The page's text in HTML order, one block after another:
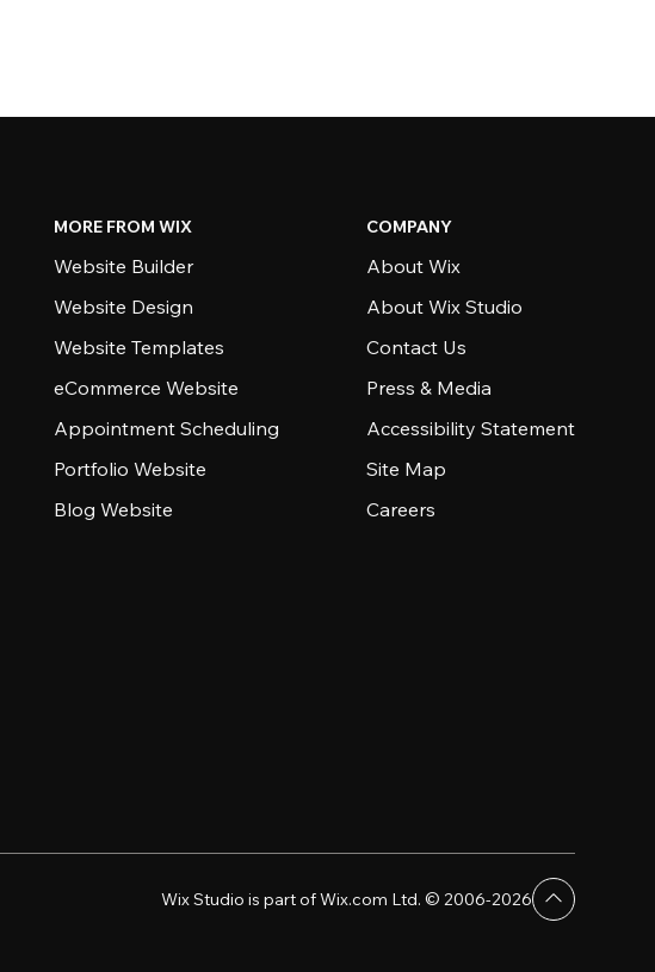
MORE FROM WIX
Website Builder
Website Design
Website Templates
eCommerce Website
Appointment Scheduling
Portfolio Website
Blog Website
COMPANY
About Wix
About Wix Studio
Contact Us
Press & Media
Accessibility Statement
Site Map
Careers
Wix Studio is part of Wix.com Ltd. © 2006-2026